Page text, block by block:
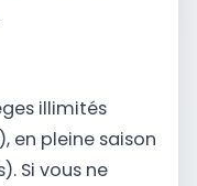
illimités
en pleine saison
Si vous ne